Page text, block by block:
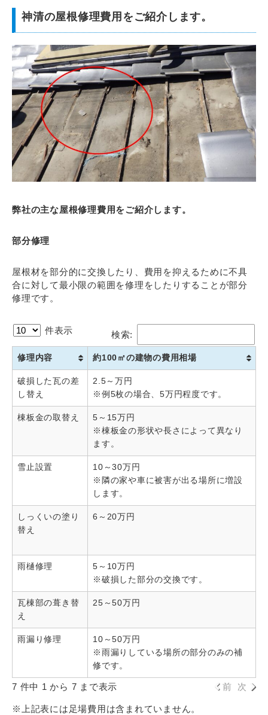
神清の屋根修理費用をご紹介します。
弊社の主な屋根修理費用をご紹介します。
部分修理
屋根材を部分的に交換したり、費用を抑えるために不具
合に対して最小限の範囲を修理をしたりすることが部分
修理です。
件表示 検索:
修理内容 約100㎡の建物の費用相場
破損した瓦の差
し替え
2.5～万円
※例5枚の場合、5万円程度です。
棟板金の取替え
5～15万円
※棟板金の形状や長さによって異なり
ます。
雪止設置
10～30万円
※隣の家や車に被害が出る場所に増設
します。
しっくいの塗り
替え
6～20万円
雨樋修理
5～10万円
※破損した部分の交換です。
瓦棟部の葺き替
え
25～50万円
雨漏り修理
10～50万円
※雨漏りしている場所の部分のみの補
修です。
7 件中 1 から 7 まで表示 前 次
※上記表には足場費用は含まれていません。